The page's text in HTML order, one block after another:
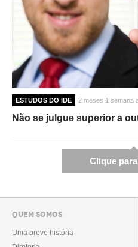
ESTUDOS DO IDE 2 meses 1 semana
Não se julgue superior a
Clique
QUEM SOMOS
Uma breve história